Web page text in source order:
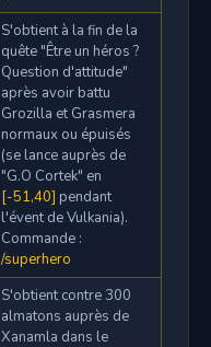
S'obtient à la fin de la
quête "Être un héros ?
Question d'attitude"
après avoir battu
Grozilla et Grasmera
normaux ou épuisés
(se lance auprès de
"G.O Cortek" en
[-51,40] pendant
l'évent de Vulkania).
Commande :
/superhero
S'obtient contre 300
almatons auprès de
Xanamla dans le